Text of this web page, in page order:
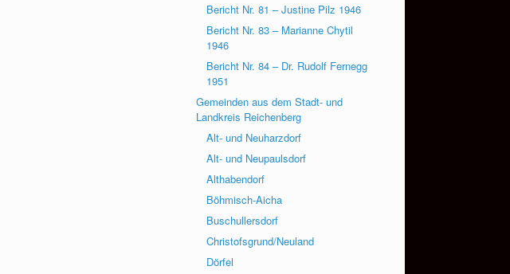
Bericht Nr. 81 – Justine Pilz 1946
Bericht Nr. 83 – Marianne Chytil
1946
Bericht Nr. 84 – Dr. Rudolf Fernegg
1951
Gemeinden aus dem Stadt- und
Landkreis Reichenberg
Alt- und Neuharzdorf
Alt- und Neupaulsdorf
Althabendorf
Böhmisch-Aicha
Buschullersdorf
Christofsgrund/Neuland
Dörfel